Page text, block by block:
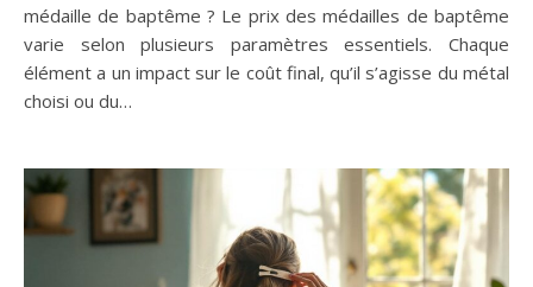
médaille de baptême ? Le prix des médailles de baptême
varie selon plusieurs paramètres essentiels. Chaque
élément a un impact sur le coût final, qu’il s’agisse du métal
choisi ou du…